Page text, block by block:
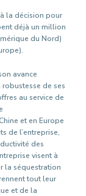
la décision pour
déjà un million
du Nord)
avance
de ses
au service de
et en Europe
de l’entreprise,
des
visent à
la séquestration
tout leur
et de la